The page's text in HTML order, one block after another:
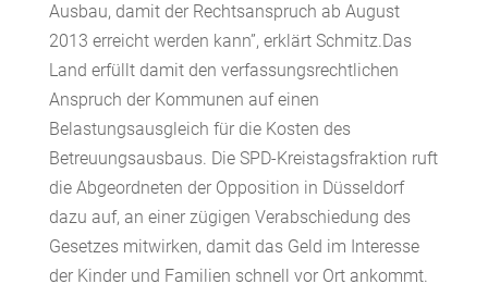
Ausbau, damit der Rechtsanspruch ab August
2013 erreicht werden kann”, erklärt Schmitz.Das
Land erfüllt damit den verfassungsrechtlichen
Anspruch der Kommunen auf einen
Belastungsausgleich für die Kosten des
Betreuungsausbaus. Die SPD-Kreistagsfraktion ruft
die Abgeordneten der Opposition in Düsseldorf
dazu auf, an einer zügigen Verabschiedung des
Gesetzes mitwirken, damit das Geld im Interesse
der Kinder und Familien schnell vor Ort ankommt.